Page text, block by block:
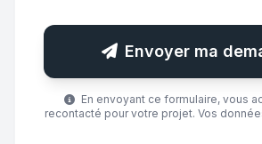
Envoyer ma
En envoyant ce formulaire, vous
recontacté pour votre projet. Vos